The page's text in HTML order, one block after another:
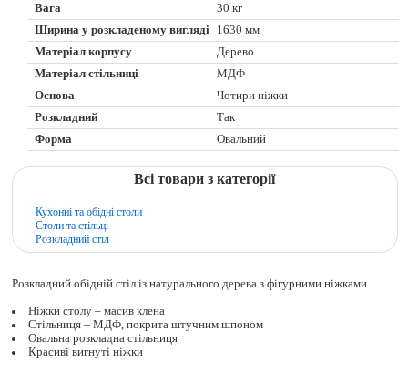
Вага
30 кг
Ширина у розкладеному вигляді
1630 мм
Матеріал корпусу
Дерево
Матеріал стільниці
МДФ
Основа
Чотири ніжки
Розкладний
Так
Форма
Овальний
Всі товари з категорії
Кухонні та обідні столи
Столи та стільці
Розкладний стіл
Розкладний обідній стіл із натурального дерева з фігурними ніжками.
Ніжки столу – масив клена
Стільниця – МДФ, покрита штучним шпоном
Овальна розкладна стільниця
Красиві вигнуті ніжки